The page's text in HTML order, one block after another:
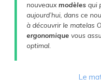
nouveaux modèles qui
aujourd’hui, dans ce
à découvrir le matelas
ergonomique vous
optimal.
Le